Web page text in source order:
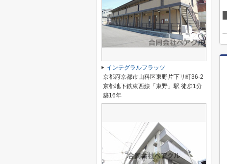
インテグラルフラッツ
京都府京都市山科区東野片下リ町36-2
京都地下鉄東西線「東野」駅 徒歩1分
築16年